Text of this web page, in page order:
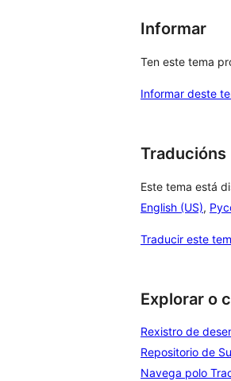
Informar
Ten este tema
Informar deste
Traducións
Este tema está
English (US),
Traducir este
Explorar o
Rexistro de
Repositorio de
Navega polo